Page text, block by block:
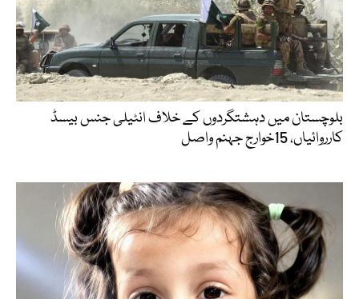
بلوچستان میں دہشتگردوں کے خلاف انٹیلی جنس بیسڈ
کارروائیاں، 15خوارج جہنم واصل